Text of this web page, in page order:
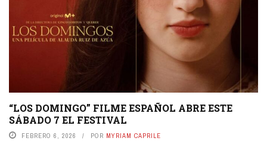
“LOS DOMINGO” FILME ESPAÑOL ABRE ESTE
SÁBADO 7 EL FESTIVAL
FEBRERO 6, 2026 POR MYRIAM CAPRILE